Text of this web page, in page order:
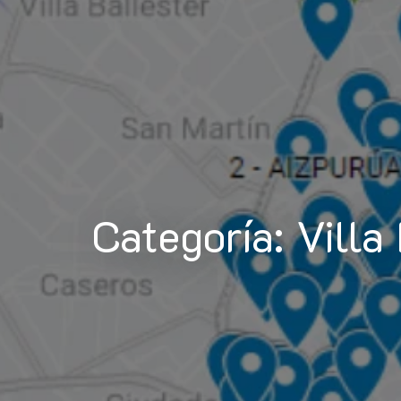
Categoría: Villa